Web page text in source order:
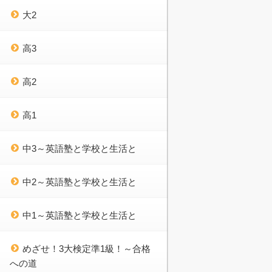
大2
高3
高2
高1
中3～英語塾と学校と生活と
中2～英語塾と学校と生活と
中1～英語塾と学校と生活と
めざせ！3大検定準1級！～合格
への道